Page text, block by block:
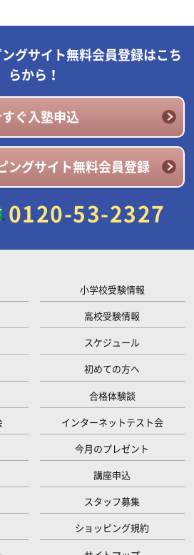
グサイト無料会員登録はこち
らから！
ぐ入塾申込
ングサイト無料会員登録
0120-53-2327
小学校受験情報
高校受験情報
スケジュール
初めての方へ
合格体験談
インターネットテスト会
今月のプレゼント
講座申込
スタッフ募集
ショッピング規約